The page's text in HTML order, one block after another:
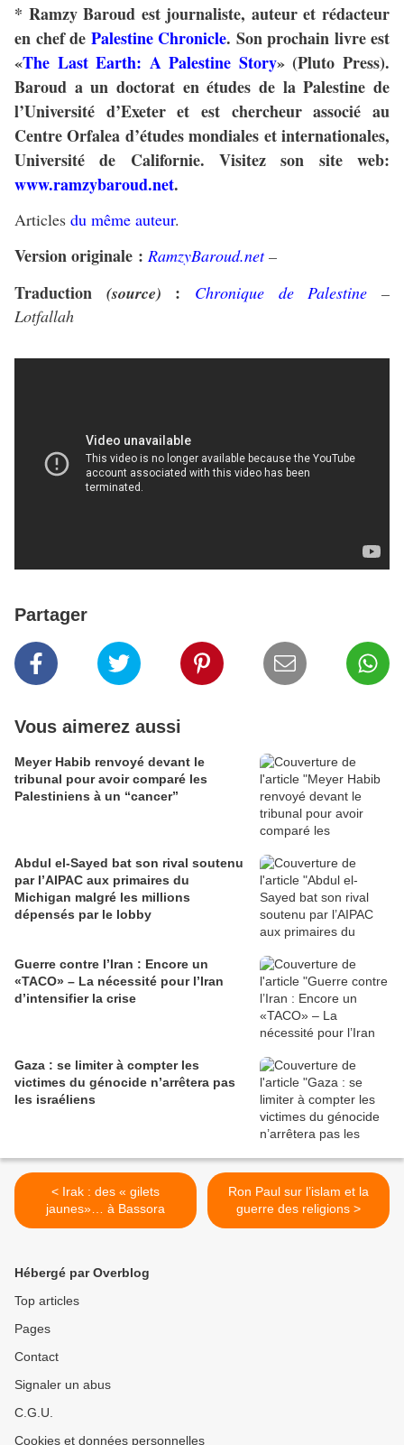
* Ramzy Baroud est journaliste, auteur et rédacteur
en chef de Palestine Chronicle. Son prochain livre est
«The Last Earth: A Palestine Story» (Pluto Press).
Baroud a un doctorat en études de la Palestine de
l’Université d’Exeter et est chercheur associé au
Centre Orfalea d’études mondiales et internationales,
Université de Californie. Visitez son site web:
www.ramzybaroud.net.
Articles du même auteur.
Version originale : RamzyBaroud.net–
Traduction (source) : Chronique de Palestine –
Lotfallah
Partager
Vous aimerez aussi
Meyer Habib renvoyé devant le
tribunal pour avoir comparé les
Palestiniens à un “cancer”
Abdul el-Sayed bat son rival soutenu
par l’AIPAC aux primaires du
Michigan malgré les millions
dépensés par le lobby
Guerre contre l’Iran : Encore un
«TACO» – La nécessité pour l’Iran
d’intensifier la crise
Gaza : se limiter à compter les
victimes du génocide n’arrêtera pas
les israéliens
< Irak : des « gilets
jaunes»… à Bassora
Ron Paul sur l’islam et la
guerre des religions >
Hébergé par Overblog
Top articles
Pages
Contact
Signaler un abus
C.G.U.
Cookies et données personnelles